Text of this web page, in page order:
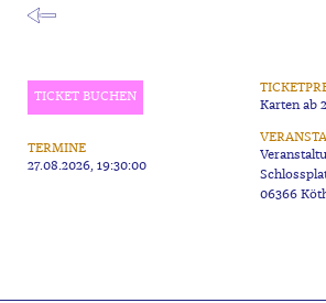
TICKET BUCHEN
TERMINE
27.08.2026, 19:30:00
Karten ab
06366